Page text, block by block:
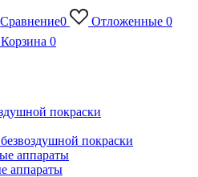
Сравнение0 Отложенные 0
Корзина 0
покраски
покраски
аппараты
аппараты